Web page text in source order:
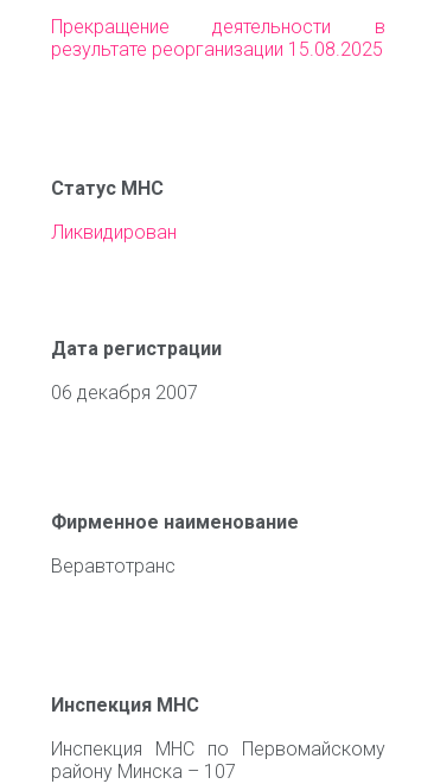
Прекращение деятельности в
результате реорганизации 15.08.2025
Статус МНС
Ликвидирован
Дата регистрации
06 декабря 2007
Фирменное наименование
Веравтотранс
Инспекция МНС
Инспекция МНС по Первомайскому
району Минска – 107